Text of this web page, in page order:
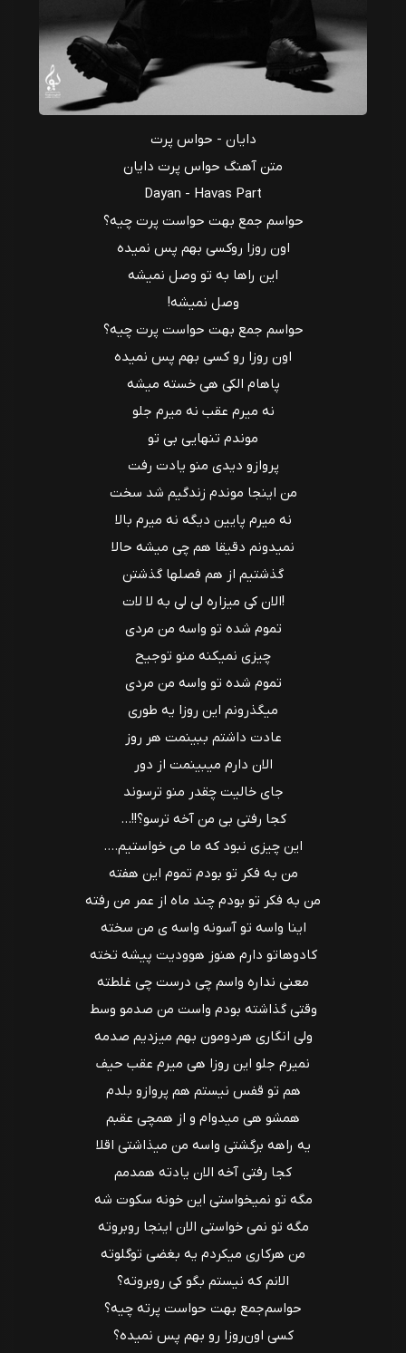
دایان - حواس پرت
متن آهنگ حواس پرت دایان
Dayan - Havas Part
حواسم جمع بهت حواست پرت چیه؟
اون روزا رو‌کسی بهم پس نمیده
این راها به تو وصل نمیشه
وصل نمیشه!
حواسم جمع بهت حواست پرت چیه؟
اون روزا رو کسی بهم پس نمیده
پاهام الکی هی خسته میشه
نه میرم عقب نه میرم جلو
موندم تنهایی بی تو
پروازو دیدی منو یادت رفت
من اینجا موندم زندگیم شد سخت
نه میرم پایین دیگه نه میرم بالا
نمیدونم دقیقا هم چی میشه حالا
گذشتیم از هم فصلها گذشتن
!الان کی میزاره لی لی به لا لات
تموم شده تو واسه من مردی
چیزی نمیکنه منو توجیح
تموم شده تو واسه من مردی
میگذرونم این روزا یه طوری
عادت داشتم ببینمت هر روز
الان دارم میبینمت از دور
جای خالیت چقدر منو ترسوند
کجا رفتی بی من آخه ترسو؟!!…
این چیزی نبود که ما می خواستیم….
من به فکر تو بودم تموم این هفته
من به فکر تو بودم چند ماه از عمر من رفته
اینا واسه تو آسونه واسه ی من سخته
کادوهاتو دارم هنوز هوودیت پیشه تخته
معنی نداره واسم چی درست چی غلطته
وقتی گذاشته بودم واست من صدمو وسط
ولی انگاری هردومون بهم میزدیم صدمه
نمیرم جلو این روزا هی میرم عقب حیف
هم تو قفس نیستم هم پروازو بلدم
همشو هی میدوام و از همچی عقبم
یه راهه برگشتی واسه من میذاشتی اقلا
کجا رفتی آخه الان یادته همدمم
مگه تو نمیخواستی این خونه سکوت شه
مگه تو نمی خواستی الان اینجا روبروته
من هرکاری میکردم یه بغضی توگلوته
الانم که نیستم بگو کی روبروته؟
حواسم‌جمع بهت حواست پرته چیه؟
کسی اون‌روزا رو بهم پس نمیده؟